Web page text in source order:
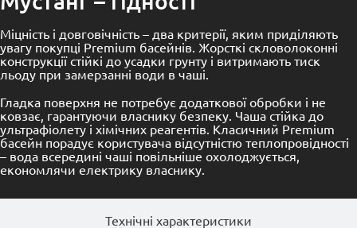
Технічні характеристики
Міцність і довговічність – два критерії, яким приділяють
увагу покупці Premium басейнів. Жорсткі скловолоконні
конструкції стійкі до усадки грунту і витримають тиск
льоду при замерзанні води в чаші.
Гладка поверхня не потребує додаткової обробки і не
ковзає, гарантуючи власнику безпеку. Чаша стійка до
ультрафіолету і хімічних реагентів. Класичний Premium
басейн порадує користувача відсутністю теплопровідності
– вода всередині чаші повільніше охолоджується,
економлячи електрику власнику.